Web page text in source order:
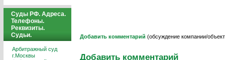
Суды РФ. Адреса.
Телефоны.
Реквизиты.
Судьи.
Арбитражный суд
г.Москвы
Добавить комментарий (обсуждение компании/
Добавить комментарий